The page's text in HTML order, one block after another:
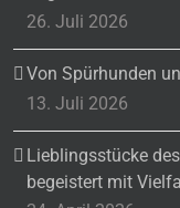
26. Juli 2026
Von Spürhunden
13. Juli 2026
Lieblingsstücke
begeistert mit